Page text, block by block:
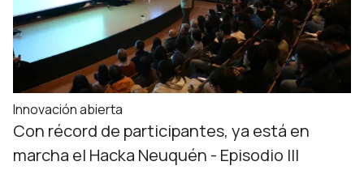
Innovación abierta
Con récord de participantes, ya está en
marcha el Hacka Neuquén - Episodio III